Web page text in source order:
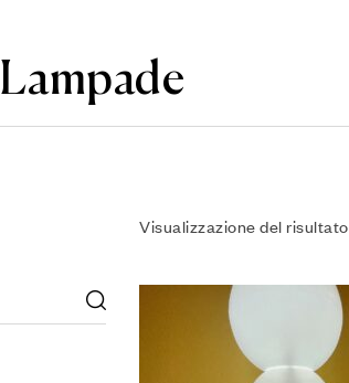
Lampade
Visualizzazione del risultato